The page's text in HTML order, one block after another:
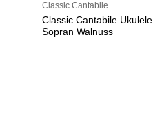
Classic Cantabile
Classic Cantabile Ukulele
Sopran Walnuss